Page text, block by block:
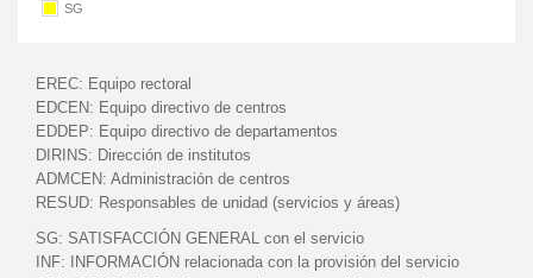
SG
EREC: Equipo rectoral
EDCEN: Equipo directivo de centros
EDDEP: Equipo directivo de departamentos
DIRINS: Dirección de institutos
ADMCEN: Administración de centros
RESUD: Responsables de unidad (servicios y áreas)
SG: SATISFACCIÓN GENERAL con el servicio
INF:
INFORMACIÓN relacionada con la provisión del servicio